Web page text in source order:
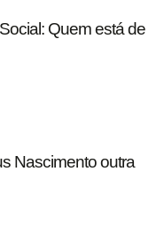
Quem está de
Nascimento outra